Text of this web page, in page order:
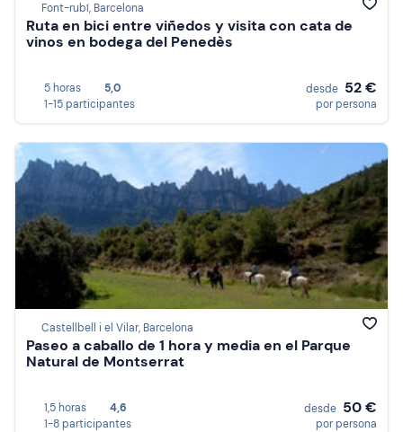
Font-rubí, Barcelona
Ruta en bici entre viñedos y visita con cata de
vinos en bodega del Penedès
5 horas
5,0
1-15 participantes
desde 52 €
por persona
Castellbell i el Vilar, Barcelona
Paseo a caballo de 1 hora y media en el Parque
Natural de Montserrat
1,5 horas
4,6
1-8 participantes
desde 50 €
por persona